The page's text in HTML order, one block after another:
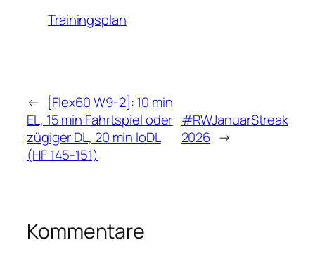
Trainingsplan
←
[Flex60 W9-2]: 10 min
EL, 15 min Fahrtspiel oder
zügiger DL, 20 min loDL
(HF 145-151)
#RWJanuarStreak
2026 →
Kommentare